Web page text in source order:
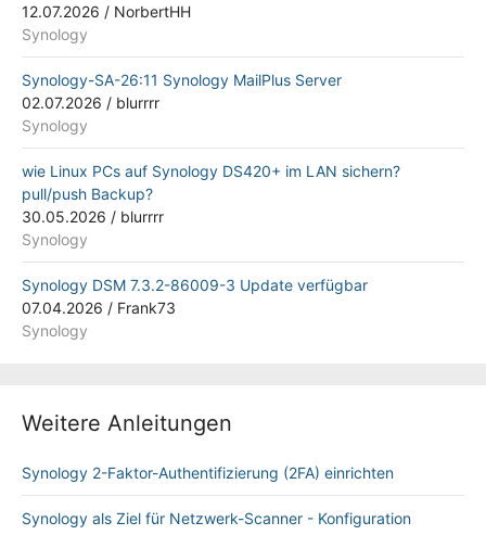
12.07.2026 / NorbertHH
Synology
Synology-SA-26:11 Synology MailPlus Server
02.07.2026 / blurrrr
Synology
wie Linux PCs auf Synology DS420+ im LAN sichern?
pull/push Backup?
30.05.2026 / blurrrr
Synology
Synology DSM 7.3.2-86009-3 Update verfügbar
07.04.2026 / Frank73
Synology
Weitere Anleitungen
Synology 2-Faktor-Authentifizierung (2FA) einrichten
Synology als Ziel für Netzwerk-Scanner - Konfiguration